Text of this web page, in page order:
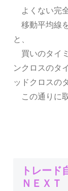
よくない完
移動平均線
と、
買いのタイ
ンクロスのタ
ッドクロスの
この通りに
トレード
ＮＥＸ